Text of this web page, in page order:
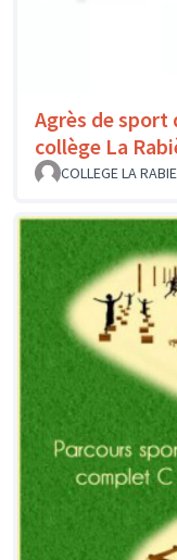
Agrès de sport
collège La
COLLEGE LA